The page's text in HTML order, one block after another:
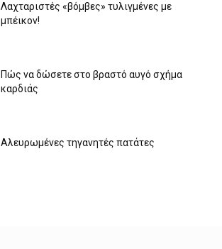
Λαχταριστές «βόμβες» τυλιγμένες με
μπέικον!
Πώς να δώσετε στο βραστό αυγό σχήμα
καρδιάς
Αλευρωμένες τηγανητές πατάτες